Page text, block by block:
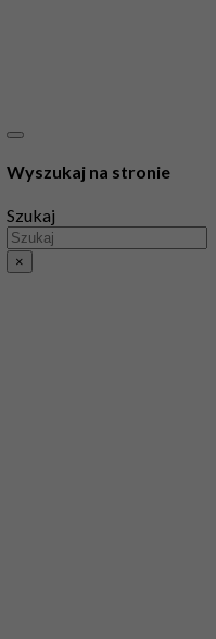
Wyszukaj na stronie
Szukaj
×